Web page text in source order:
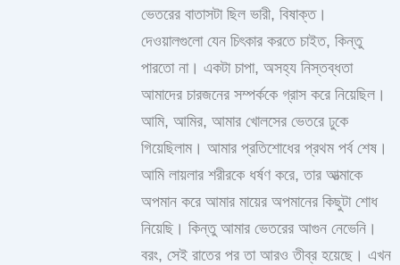
ভেতরের বাতাসটা ছিল ভারী, বিষাক্ত।
দেওয়ালগুলো যেন চিৎকার করতে চাইত, কিন্তু
পারতো না। একটা চাপা, অসহ্য নিস্তব্ধতা
আমাদের চারজনের সম্পর্ককে গ্রাস করে নিয়েছিল।
আমি, আমির, আমার খোলসের ভেতরে ঢুকে
গিয়েছিলাম। আমার প্রতিশোধের প্রথম পর্ব শেষ।
আমি লায়লার শরীরকে ধর্ষণ করে, তার আত্মাকে
অপমান করে আমার মায়ের অপমানের কিছুটা শোধ
নিয়েছি। কিন্তু আমার ভেতরের আগুন নেভেনি।
বরং, সেই রাতের পর তা আরও তীব্র হয়েছে। এখন